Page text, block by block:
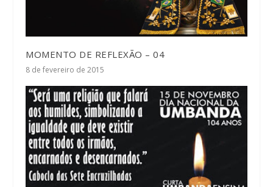
MOMENTO DE REFLEXÃO – 04
8 de fevereiro de 2015